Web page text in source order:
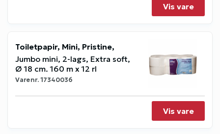
Vis vare
Toiletpapir, Mini, Pristine,
Jumbo mini, 2-lags, Extra soft,
Ø 18 cm. 160 m x 12 rl
Varenr.17340036
Vis vare